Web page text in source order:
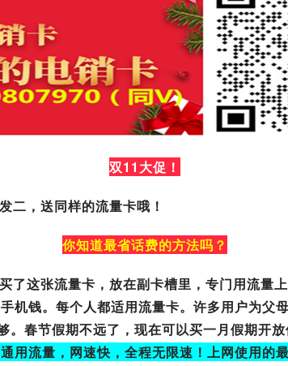
双11大促！
二，送同样的流量卡哦！
你知道最省话费的方法吗？
了这张流量卡，放在副卡槽里，专门用流量上
机钱。每个人都适用流量卡。许多用户为父
春节假期不远了，现在可以买一月假期开
用流量，网速快，全程无限速！上网使用的最